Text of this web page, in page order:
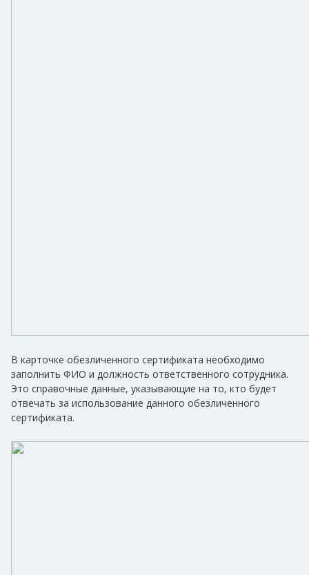
В карточке обезличенного сертификата необходимо
заполнить ФИО и должность ответственного сотрудника.
Это справочные данные, указывающие на то, кто будет
отвечать за использование данного обезличенного
сертификата.